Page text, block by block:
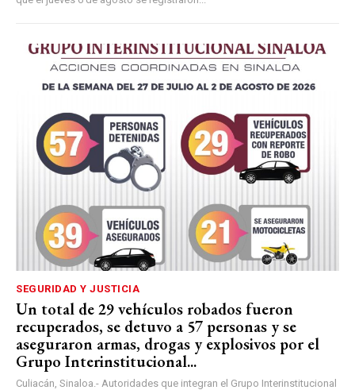
SEGURIDAD Y JUSTICIA
Un total de 29 vehículos robados fueron
recuperados, se detuvo a 57 personas y se
aseguraron armas, drogas y explosivos por el
Grupo Interinstitucional...
Culiacán, Sinaloa.- Autoridades que integran el Grupo Interinstitucional